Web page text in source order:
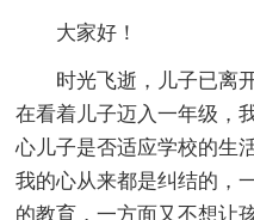
大家好！
时光飞逝，儿子已离
在看着儿子迈入一年级，
心儿子是否适应学校的生
我的心从来都是纠结的，
的教育，一方面又不想让